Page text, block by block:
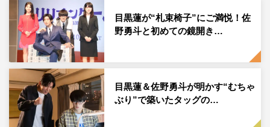
ワクが勝ちました。
◆役作りで意識してるところはありますか？
『トリリオンゲーム』っていう作品の答えは原作に全部載
っているので、原作をすごく読み込みました。あとは自分
がやる、生身の人間がやるってなったときに、どうリアル
さを足すかっていう、このバランスを自分の中で探りなが
目黒蓮が“札束椅子”にご満悦！佐
野勇斗と初めての鏡開き…
目黒蓮＆佐野勇斗が明かす“むちゃ
ぶり”で築いたタッグの…